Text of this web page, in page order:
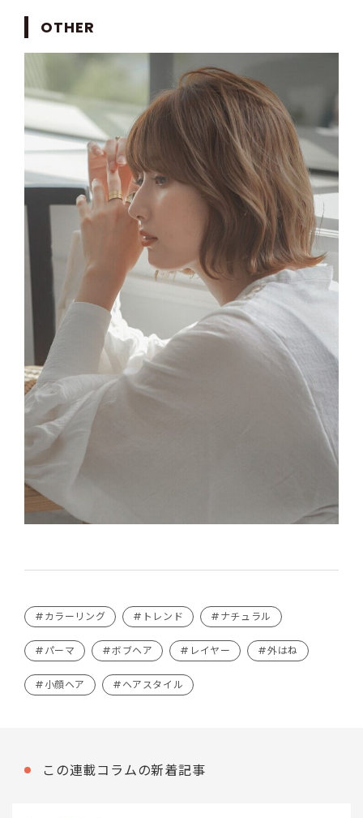
OTHER
#カラーリング #トレンド #ナチュラル
#パーマ #ボブヘア #レイヤー #外はね
#小顔ヘア #ヘアスタイル
この連載コラムの新着記事